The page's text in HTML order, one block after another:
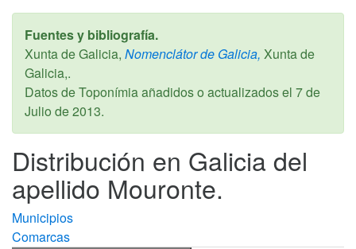
Fuentes y bibliografía.
Xunta de Galicia, Nomenclátor de Galicia, Xunta de
Galicia,.
Datos de Toponímia añadidos o actualizados el 7 de
Julio de 2013.
Distribución en Galicia del
apellido Mouronte.
Municipios
Comarcas